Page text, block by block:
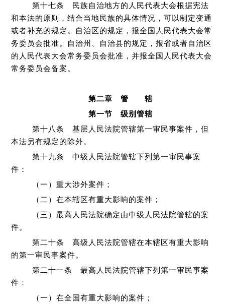
第十七条 民族自治地方的人民代表大会根据宪法
和本法的原则，结合当地民族的具体情况，可以制定变通
或者补充的规定。自治区的规定，报全国人民代表大会常
务委员会批准。自治州、自治县的规定，报省或者自治区
的人民代表大会常务委员会批准，并报全国人民代表大会
常务委员会备案。
第二章 管 辖
第一节 级别管辖
第十八条 基层人民法院管辖第一审民事案件，但
本法另有规定的除外。
第十九条 中级人民法院管辖下列第一审民事案
件：
（一）重大涉外案件；
（二）在本辖区有重大影响的案件；
（三）最高人民法院确定由中级人民法院管辖的案
件。
第二十条 高级人民法院管辖在本辖区有重大影响
的第一审民事案件。
第二十一条 最高人民法院管辖下列第一审民事案
件：
（一）在全国有重大影响的案件；